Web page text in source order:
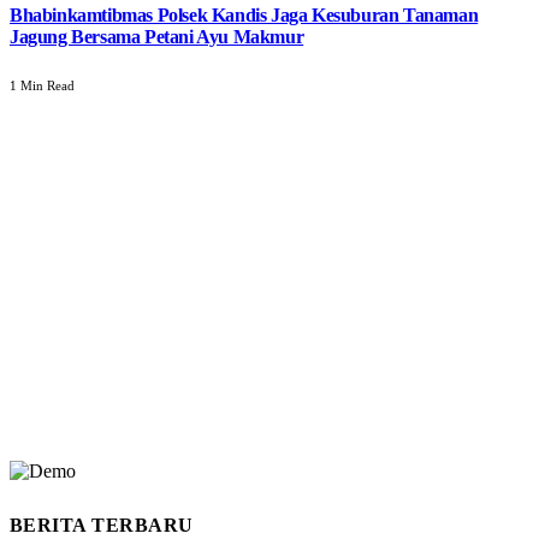
Bhabinkamtibmas Polsek Kandis Jaga Kesuburan Tanaman
Jagung Bersama Petani Ayu Makmur
1 Min Read
BERITA TERBARU